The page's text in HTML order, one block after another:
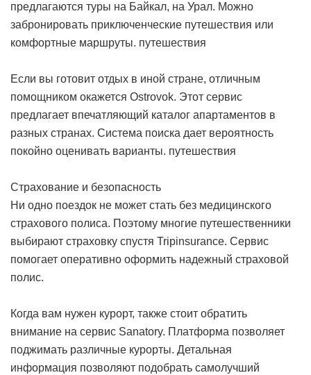
предлагаются туры на Байкал, на Урал. Можно
забронировать приключенческие путешествия или
комфортные маршруты. путешествия
Если вы готовит отдых в иной стране, отличным
помощником окажется Ostrovok. Этот сервис
предлагает впечатляющий каталог апартаментов в
разных странах. Система поиска дает вероятность
покойно оценивать варианты. путешествия
Страхование и безопасность
Ни одно поездок не может стать без медицинского
страхового полиса. Поэтому многие путешественники
выбирают страховку спустя Tripinsurance. Сервис
помогает оперативно оформить надежный страховой
полис.
Когда вам нужен курорт, также стоит обратить
внимание на сервис Sanatory. Платформа позволяет
поджимать различные курорты. Детальная
информация позволяют подобрать самолучший